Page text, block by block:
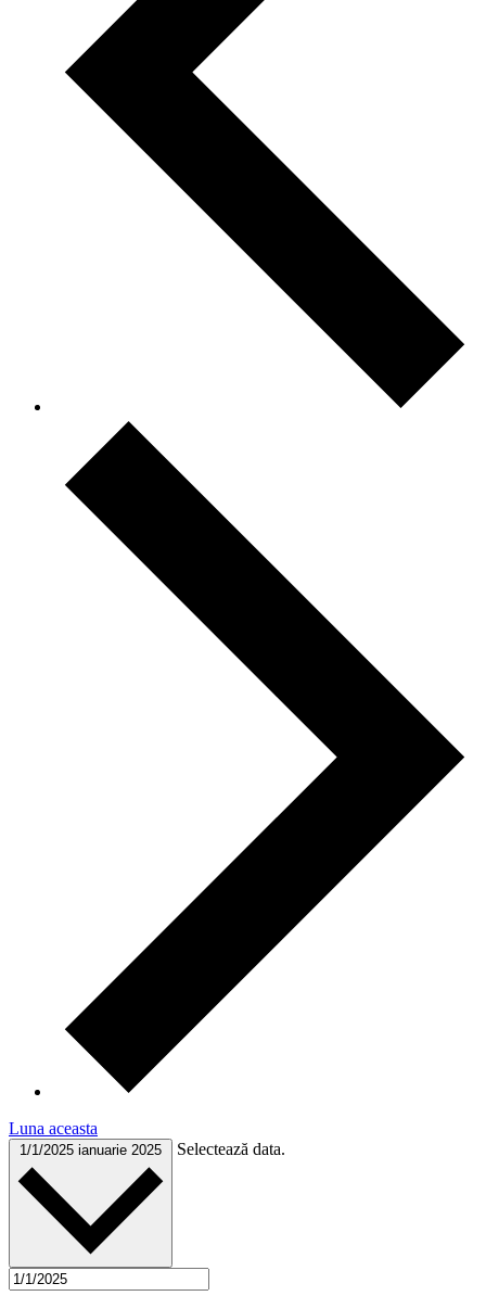
Luna aceasta
1/1/2025 ianuarie 2025 Selectează data.